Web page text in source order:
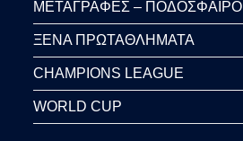
ΜΕΤΑΓΡΑΦΕΣ – ΠΟΔΟΣΦΑΙΡΟ
ΞΕΝΑ ΠΡΩΤΑΘΛΗΜΑΤΑ
CHAMPIONS LEAGUE
WORLD CUP